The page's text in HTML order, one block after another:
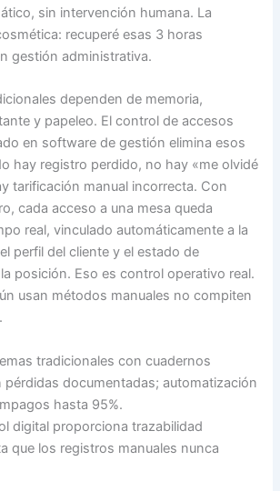
sin intervención humana. La
recuperé esas 3 horas
gestión administrativa.
dependen de memoria,
y papeleo. El control de accesos
en software de gestión elimina esos
hay registro perdido, no hay «me olvidé
tarificación manual incorrecta. Con
cada acceso a una mesa queda
real, vinculado automáticamente a la
perfil del cliente y el estado de
posición. Eso es control operativo real.
usan métodos manuales no compiten
tradicionales con cuadernos
pérdidas documentadas; automatización
hasta 95%.
digital proporciona trazabilidad
que los registros manuales nunca